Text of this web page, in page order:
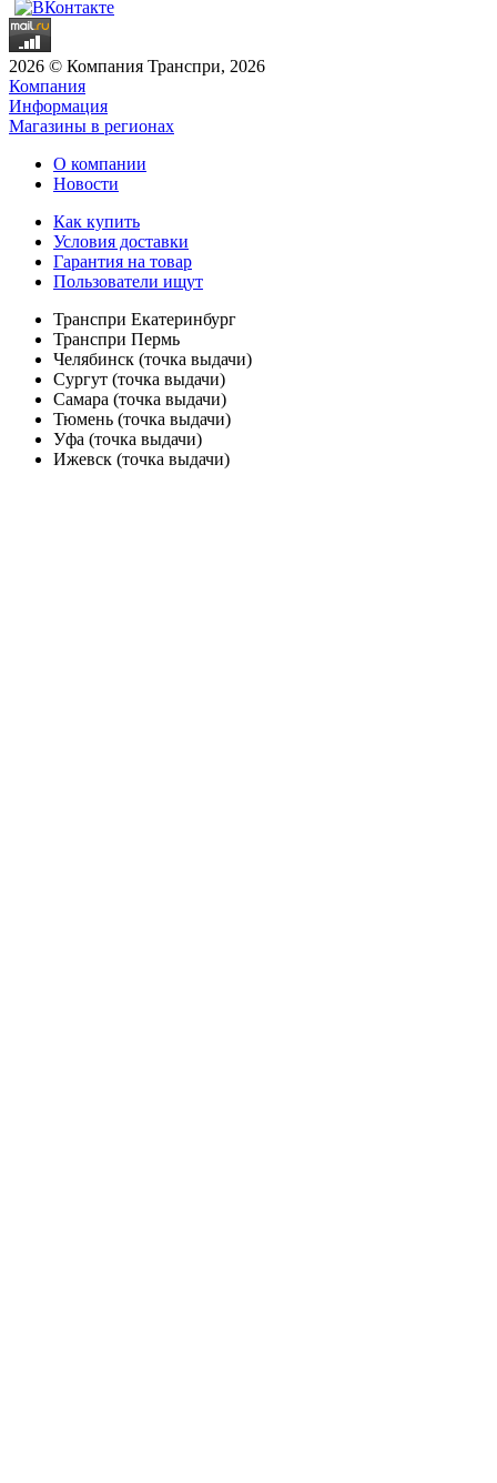
2026 © Компания Транспри, 2026
Компания
Информация
Магазины в регионах
О компании
Новости
Как купить
Условия доставки
Гарантия на товар
Пользователи ищут
Транспри Екатеринбург
Транспри Пермь
Челябинск (точка выдачи)
Сургут (точка выдачи)
Самара (точка выдачи)
Тюмень (точка выдачи)
Уфа (точка выдачи)
Ижевск (точка выдачи)